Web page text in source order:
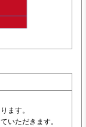
ます。
いただきます。